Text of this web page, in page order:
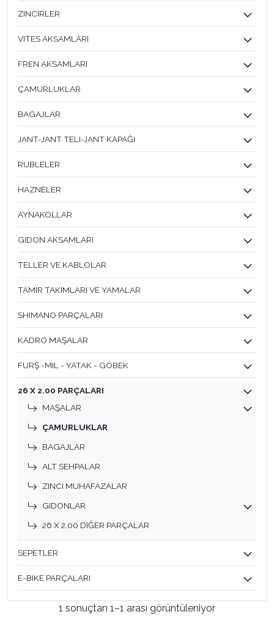
ZINCIRLER
VITES AKSAMLARI
FREN AKSAMLARI
ÇAMURLUKLAR
BAGAJLAR
JANT-JANT TELI-JANT KAPAĞI
RUBLELER
HAZNELER
AYNAKOLLAR
GIDON AKSAMLARI
TELLER VE KABLOLAR
TAMIR TAKIMLARI VE YAMALAR
SHIMANO PARÇALARI
KADRO MAŞALAR
FURŞ -MIL - YATAK - GÖBEK
26 X 2.00 PARÇALARI
MAŞALAR
ÇAMURLUKLAR
BAGAJLAR
ALT SEHPALAR
ZINCI MUHAFAZALAR
GIDONLAR
26 X 2.00 DIĞER PARÇALAR
SEPETLER
E-BIKE PARÇALARI
1 sonuçtan 1–1 arası görüntüleniyor